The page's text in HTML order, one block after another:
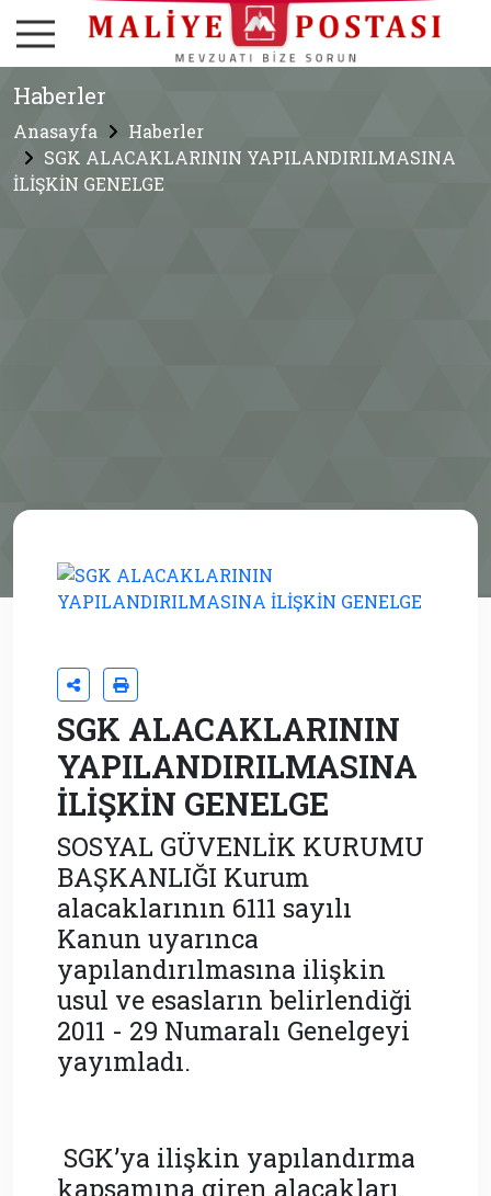
Haberler
Anasayfa
Haberler
SGK ALACAKLARININ YAPILANDIRILMASINA
İLİŞKİN GENELGE
SGK ALACAKLARININ
YAPILANDIRILMASINA
İLİŞKİN GENELGE
SOSYAL GÜVENLİK KURUMU
BAŞKANLIĞI Kurum
alacaklarının 6111 sayılı
Kanun uyarınca
yapılandırılmasına ilişkin
usul ve esasların belirlendiği
2011 - 29 Numaralı Genelgeyi
yayımladı.
SGK’ya ilişkin yapılandırma
kapsamına giren alacakları